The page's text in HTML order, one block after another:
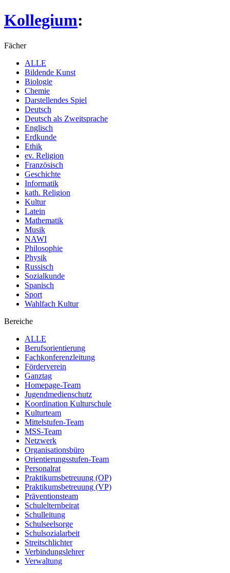
Kollegium:
Fächer
ALLE
Bildende Kunst
Biologie
Chemie
Darstellendes Spiel
Deutsch
Deutsch als Zweitsprache
Englisch
Erdkunde
Ethik
ev. Religion
Französisch
Geschichte
Informatik
kath. Religion
Kultur
Latein
Mathematik
Musik
NAWI
Philosophie
Physik
Russisch
Sozialkunde
Spanisch
Sport
Wahlfach Kultur
Bereiche
ALLE
Berufsorientierung
Fachkonferenzleitung
Förderverein
Ganztag
Homepage-Team
Jugendmedienschutz
Koordination Kulturschule
Kulturteam
Mittelstufen-Team
MSS-Team
Netzwerk
Organisationsbüro
Orientierungsstufen-Team
Personalrat
Praktikumsbetreuung (OP)
Praktikumsbetreuung (VP)
Präventionsteam
Schulelternbeirat
Schulleitung
Schulseelsorge
Schulsozialarbeit
Streitschlichter
Verbindungslehrer
Verwaltung